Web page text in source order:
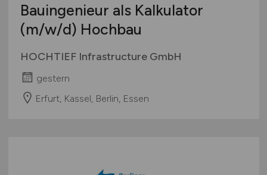
Bauingenieur als Kalkulator
(m/w/d) Hochbau
HOCHTIEF Infrastructure GmbH
gestern
Erfurt, Kassel, Berlin, Essen